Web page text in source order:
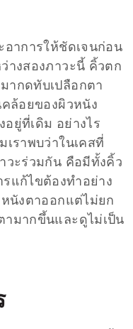
อาการให้ชัดเจนก่อน
างสองภาวะนี้ คิ้วตก
ากดทับเปลือกตา
ล้อยของผิวหนัง
อยู่ที่เดิม อย่างไร
ราพบว่าในเคสที่
วะร่วมกัน คือมีทั้งคิ้ว
แก้ไขต้องทำอย่าง
นังตาออกแต่ไม่ยก
ามากขึ้นและดูไม่เป็น